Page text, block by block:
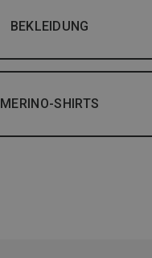
BEKLEIDUNG
MERINO-SHIRTS